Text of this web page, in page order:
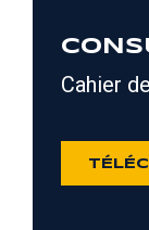
Cahier